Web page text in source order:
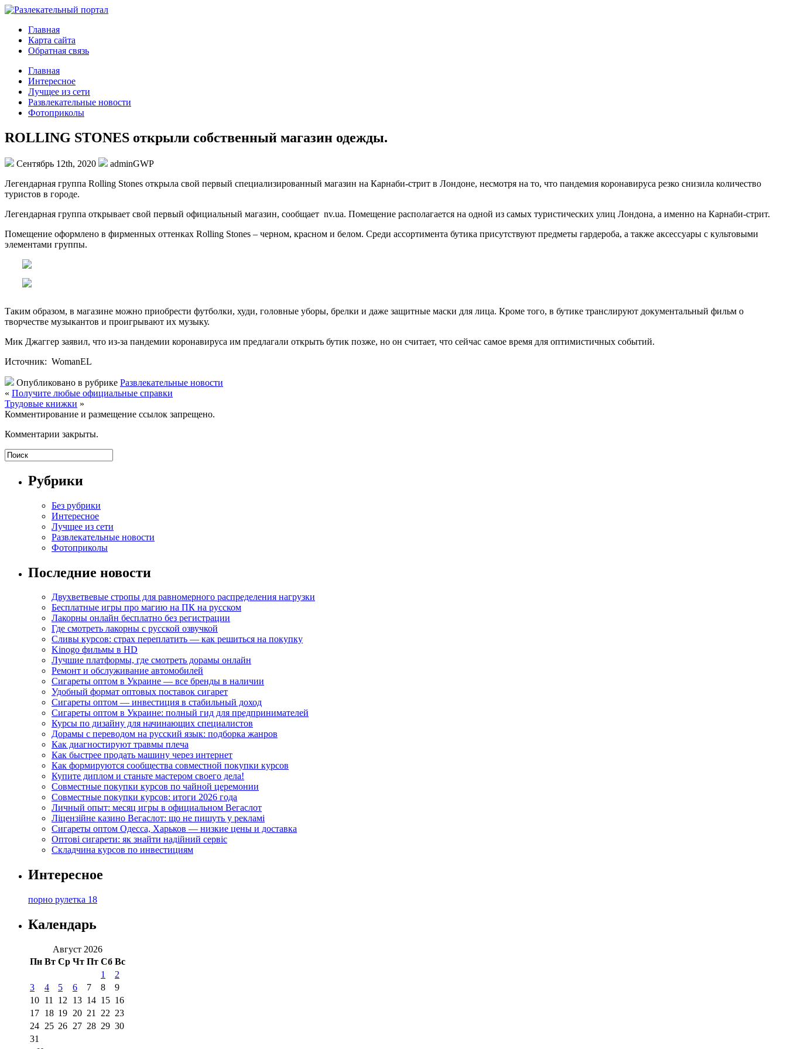
Главная
Карта сайта
Обратная связь
Главная
Интересное
Лучщее из сети
Развлекательные новости
Фотоприколы
ROLLING STONES открыли собственный магазин одежды.
Сентябрь 12th, 2020
adminGWP
Лeгeндaрнaя группa Rolling Stones открыла свой первый специализированный магазин на Карнаби-стрит в Лондоне, несмотря на то, что пандемия коронавируса резко снизила количество
туристов в городе.
Легендарная группа открывает свой первый официальный магазин, сообщает nv.ua. Помещение располагается на одной из самых туристических улиц Лондона, а именно на Карнаби-стрит.
Помещение оформлено в фирменных оттенках Rolling Stones – черном, красном и белом. Среди ассортимента бутика присутствуют предметы гардероба, а также аксессуары с культовыми
элементами группы.
Таким образом, в магазине можно приобрести футболки, худи, головные уборы, брелки и даже защитные маски для лица. Кроме того, в бутике транслируют документальный фильм о
творчестве музыкантов и проигрывают их музыку.
Мик Джаггер заявил, что из-за пандемии коронавируса им предлагали открыть бутик позже, но он считает, что сейчас самое время для оптимистичных событий.
Источник: WomanEL
Опубликовано в рубрике Развлекательные новости
« Получите любые официальные справки
Трудовые книжки »
Комментирование и размещение ссылок запрещено.
Комментарии закрыты.
Рубрики
Без рубрики
Интересное
Лучщее из сети
Развлекательные новости
Фотоприколы
Последние новости
Двухветвевые стропы для равномерного распределения нагрузки
Бесплатные игры про магию на ПК на русском
Лакорны онлайн бесплатно без регистрации
Где смотреть лакорны с русской озвучкой
Сливы курсов: страх переплатить — как решиться на покупку
Kinogo фильмы в HD
Лучшие платформы, где смотреть дорамы онлайн
Ремонт и обслуживание автомобилей
Сигареты оптом в Украине — все бренды в наличии
Удобный формат оптовых поставок сигарет
Сигареты оптом — инвестиция в стабильный доход
Сигареты оптом в Украине: полный гид для предпринимателей
Курсы по дизайну для начинающих специалистов
Дорамы с переводом на русский язык: подборка жанров
Как диагностируют травмы плеча
Как быстрее продать машину через интернет
Как формируются сообщества совместной покупки курсов
Купите диплом и станьте мастером своего дела!
Совместные покупки курсов по чайной церемонии
Совместные покупки курсов: итоги 2026 года
Личный опыт: месяц игры в официальном Вегаслот
Ліцензійне казино Вегаслот: що не пишуть у рекламі
Сигареты оптом Одесса, Харьков — низкие цены и доставка
Оптові сигарети: як знайти надійний сервіс
Складчина курсов по инвестициям
Интересное
порно рулетка 18
Календарь
Август 2026
Пн Вт Ср Чт Пт Сб Вс
1
2
3
4 5 6 7 8
9
10 11 12 13 14 15 16
17 18 19 20 21 22 23
24 25 26 27 28 29 30
31